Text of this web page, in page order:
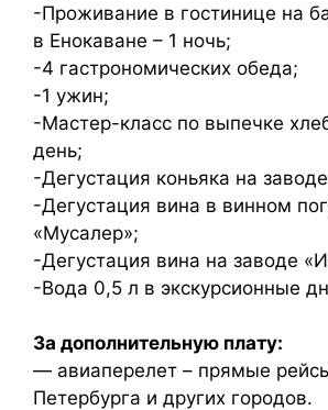
-Проживание в гостинице на
в Енокаване – 1 ночь;
-4 гастрономических обеда;
-1 ужин;
-Мастер-класс по выпечке
день;
-Дегустация коньяка на
-Дегустация вина в винном
«Мусалер»;
-Дегустация вина на заводе
-Вода 0,5 л в экскурсионные
За дополнительную плату:
— авиаперелет – прямые
Петербурга и других городов.